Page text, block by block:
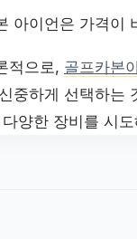
아이언은 가격이
적으로, 골프카본
중하게 선택하는
양한 장비를 시